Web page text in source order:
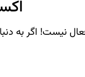
نیست! اگر به